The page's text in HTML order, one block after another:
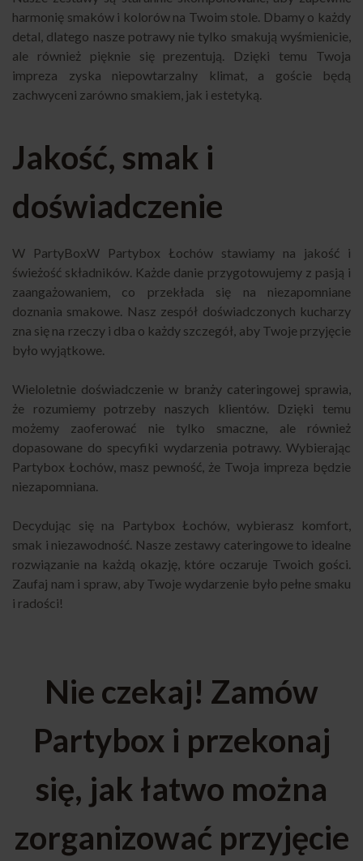
harmonię smaków i kolorów na Twoim stole. Dbamy o każdy
detal, dlatego nasze potrawy nie tylko smakują wyśmienicie,
ale również pięknie się prezentują. Dzięki temu Twoja
impreza zyska niepowtarzalny klimat, a goście będą
zachwyceni zarówno smakiem, jak i estetyką.
Jakość, smak i
doświadczenie
W PartyBoxW Partybox Łochów stawiamy na jakość i
świeżość składników. Każde danie przygotowujemy z pasją i
zaangażowaniem, co przekłada się na niezapomniane
doznania smakowe. Nasz zespół doświadczonych kucharzy
zna się na rzeczy i dba o każdy szczegół, aby Twoje przyjęcie
było wyjątkowe.
Wieloletnie doświadczenie w branży cateringowej sprawia,
że rozumiemy potrzeby naszych klientów. Dzięki temu
możemy zaoferować nie tylko smaczne, ale również
dopasowane do specyfiki wydarzenia potrawy. Wybierając
Partybox Łochów, masz pewność, że Twoja impreza będzie
niezapomniana.
Decydując się na Partybox Łochów, wybierasz komfort,
smak i niezawodność. Nasze zestawy cateringowe to idealne
rozwiązanie na każdą okazję, które oczaruje Twoich gości.
Zaufaj nam i spraw, aby Twoje wydarzenie było pełne smaku
i radości!
Nie czekaj! Zamów
Partybox i przekonaj
się, jak łatwo można
zorganizować przyjęcie